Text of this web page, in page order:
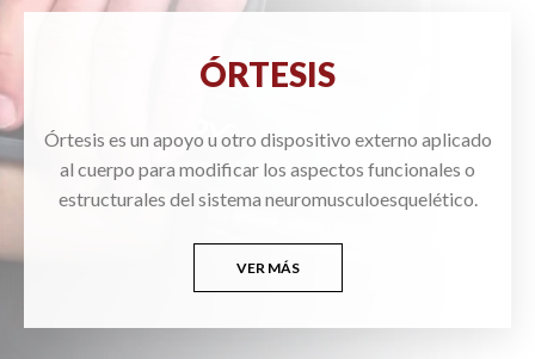
ÓRTESIS
Órtesis es un apoyo u otro dispositivo externo aplicado
al cuerpo para modificar los aspectos funcionales o
estructurales del sistema neuromusculoesquelético.
VER MÁS